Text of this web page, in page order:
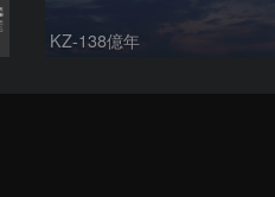
KZ-138億年